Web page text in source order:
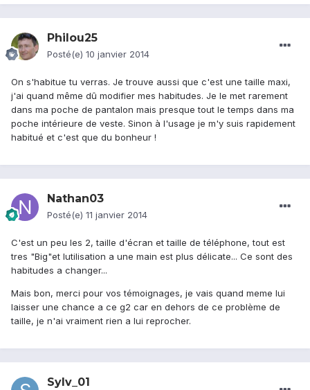
Philou25
Posté(e) 10 janvier 2014
On s'habitue tu verras. Je trouve aussi que c'est une taille maxi,
j'ai quand même dû modifier mes habitudes. Je le met rarement
dans ma poche de pantalon mais presque tout le temps dans ma
poche intérieure de veste. Sinon à l'usage je m'y suis rapidement
habitué et c'est que du bonheur !
Nathan03
Posté(e) 11 janvier 2014
C'est un peu les 2, taille d'écran et taille de téléphone, tout est
tres "Big"et lutilisation a une main est plus délicate... Ce sont des
habitudes a changer...
Mais bon, merci pour vos témoignages, je vais quand meme lui
laisser une chance a ce g2 car en dehors de ce problème de
taille, je n'ai vraiment rien a lui reprocher.
Sylv_01